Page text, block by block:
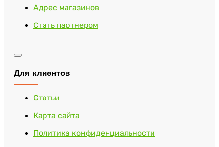
Адрес магазинов
Стать партнером
Для клиентов
Статьи
Карта сайта
Политика конфиденциальности